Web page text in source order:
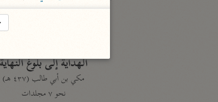
تفسير القرآن
الهداية إلى بلوغ
مكي بن أبي طالب (٤٣٧ هـ)
نحو ٧ مجلدات